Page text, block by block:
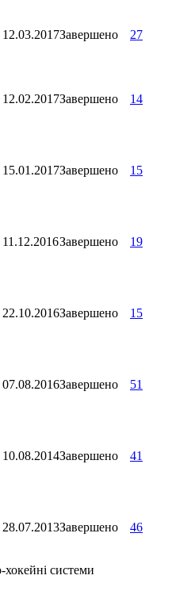
12.03.2017Завершено 27
12.02.2017Завершено 14
15.01.2017Завершено 15
11.12.2016Завершено 19
22.10.2016Завершено 15
07.08.2016Завершено 51
10.08.2014Завершено 41
28.07.2013Завершено 46
системи